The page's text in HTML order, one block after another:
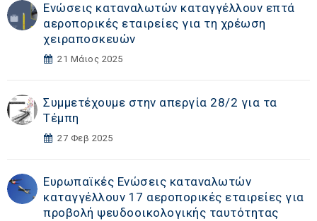
Ενώσεις καταναλωτών καταγγέλλουν επτά
αεροπορικές εταιρείες για τη χρέωση
χειραποσκευών
21 Μάιος 2025
Συμμετέχουμε στην απεργία 28/2 για τα
Τέμπη
27 Φεβ 2025
Ευρωπαϊκές Ενώσεις καταναλωτών
καταγγέλλουν 17 αεροπορικές εταιρείες για
προβολή ψευδοοικολογικής ταυτότητας